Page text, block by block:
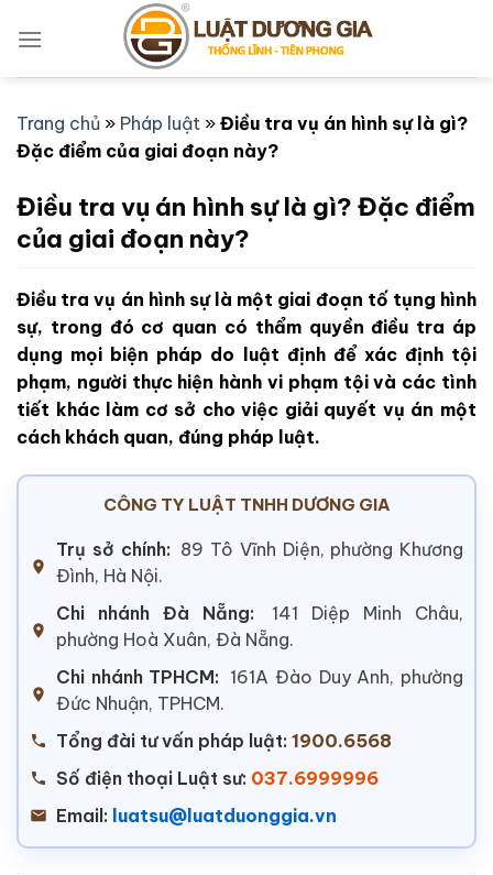
qua
Trang chủ » Pháp luật » Điều tra vụ án hình sự là gì?
Đặc điểm của giai đoạn này?
Điều tra vụ án hình sự là gì? Đặc điểm
của giai đoạn này?
Điều tra vụ án hình sự là một giai đoạn tố tụng hình
sự, trong đó cơ quan có thẩm quyền điều tra áp
dụng mọi biện pháp do luật định để xác định tội
phạm, người thực hiện hành vi phạm tội và các tình
tiết khác làm cơ sở cho việc giải quyết vụ án một
cách khách quan, đúng pháp luật.
CÔNG TY LUẬT TNHH DƯƠNG GIA
Trụ sở chính: 89 Tô Vĩnh Diện, phường Khương
Đình, Hà Nội.
Chi nhánh Đà Nẵng:
141 Diệp Minh Châu,
phường Hoà Xuân, Đà Nẵng.
Chi nhánh TPHCM: 161A Đào Duy Anh, phường
Đức Nhuận, TPHCM.
Tổng đài tư vấn pháp luật: 1900.6568
Số điện thoại Luật sư: 037.6999996
Email: luatsu@luatduonggia.vn